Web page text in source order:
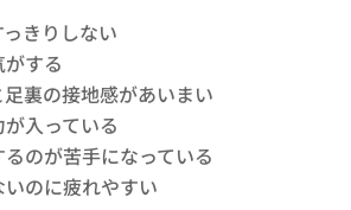
きりしない
する
裏の接地感があいまい
入っている
のが苦手になっている
のに疲れやすい